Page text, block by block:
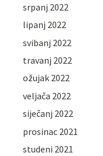
srpanj 2022
lipanj 2022
svibanj 2022
travanj 2022
ožujak 2022
veljača 2022
siječanj 2022
prosinac 2021
studeni 2021